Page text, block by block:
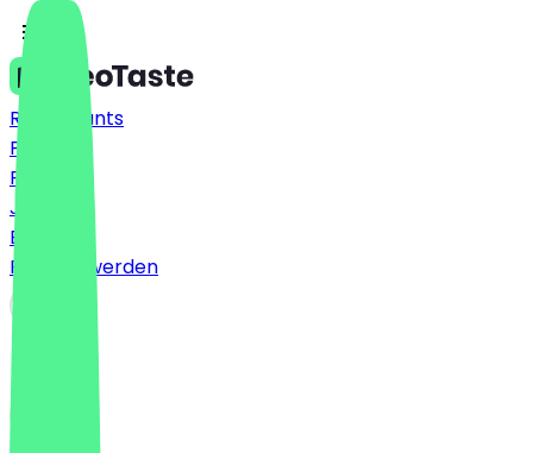
Restaurants
Preise
FAQ
Jobs
Blog
Partner werden